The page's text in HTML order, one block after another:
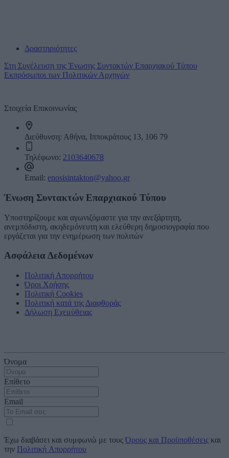
Δραστηριότητες
Στη Συνέλευση της Ένωσης Συντακτών Επαρχιακού Τύπου
Εκπρόσωποι των Πολιτικών Αρχηγών
Στοιχεία Επικοινωνίας
Διεύθυνση: Αθήνα, Ιπποκράτους 13, 106 79
Τηλέφωνο: 2103640678
Email: enosisintakton@yahoo.gr
Ένωση Συντακτών Επαρχιακού Τύπου
Υποστηρίζουμε και αγωνιζόμαστε για την ανεξάρτητη,
ανεμπόδιστη, ακηδεμόνευτη και ελεύθερη δημοσιογραφία που
εργάζεται για την ενημέρωση των πολιτών
Ασφάλεια Δεδομένων
Πολιτική Απορρήτου
Όροι Χρήσης
Πολιτική Cookies
Πολιτική κατά της Διαφθοράς
Δήλωση Εχεμύθειας
Όνομα
Επίθετο
Email
Έχω διαβάσει και συμφωνώ με τουςΌρους και Προϋποθέσεις και
την Πολιτική Απορρήτου